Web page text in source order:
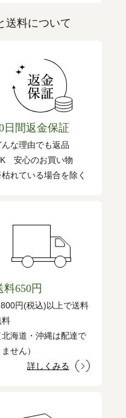
送料について
日間返金保証
んな理由でも返品
安心のお買い物
れている場合を除く
料650円
円(税込)以上で送料
料
北海道・沖縄は配達で
ません）
詳しくみる